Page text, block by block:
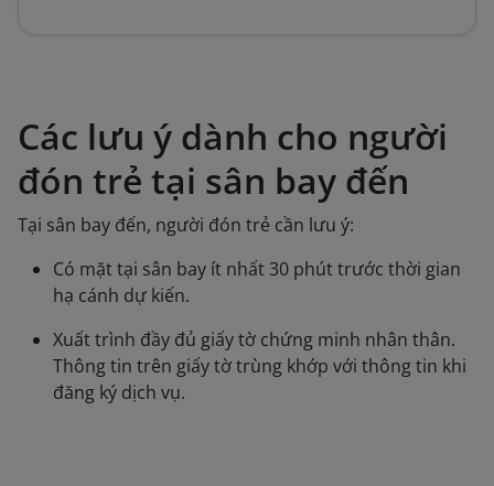
Các lưu ý dành cho người
đón trẻ tại sân bay đến
Tại sân bay đến, người đón trẻ cần lưu ý:
Có mặt tại sân bay ít nhất 30 phút trước thời gian
hạ cánh dự kiến.
Xuất trình đầy đủ giấy tờ chứng minh nhân thân.
Thông tin trên giấy tờ trùng khớp với thông tin khi
đăng ký dịch vụ.